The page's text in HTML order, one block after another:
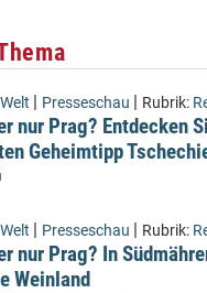
| Presseschau | Rubrik:
nur Prag? Entdecken
Geheimtipp
| Presseschau | Rubrik:
nur Prag? In
Weinland